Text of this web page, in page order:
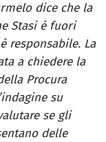
dice che la
Stasi è fuori
responsabile. La
a chiedere la
Procura
su
se gli
delle